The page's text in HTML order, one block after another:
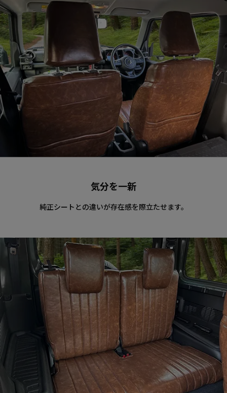
気分を一新
純正シートとの違いが存在感を際立たせます。